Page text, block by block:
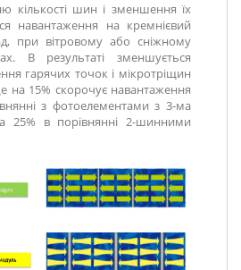
кількості шин і зменшення їх
навантаження на кремнієвий
при вітровому або сніжному
В результаті зменшується
гарячих точок і мікротріщин
на 15% скорочує навантаження
з фотоелементами з 3-ма
25% в порівнянні 2-шинними